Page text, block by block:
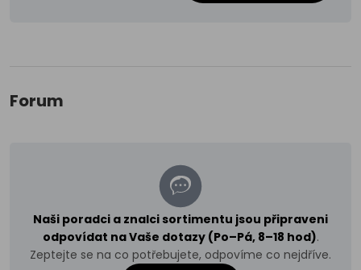
Forum
Naši poradci a znalci sortimentu jsou připraveni
odpovídat na Vaše dotazy (Po–Pá, 8–18 hod).
Zeptejte se na co potřebujete, odpovíme co nejdříve.